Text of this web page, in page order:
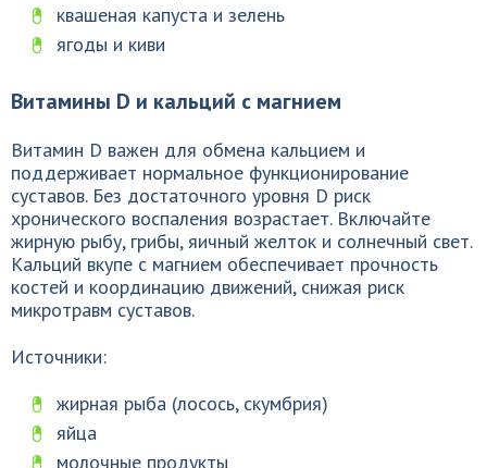
квашеная капуста и зелень
ягоды и киви
Витамины D и кальций с магнием
Витамин D важен для обмена кальцием и
поддерживает нормальное функционирование
суставов. Без достаточного уровня D риск
хронического воспаления возрастает. Включайте
жирную рыбу, грибы, яичный желток и солнечный свет.
Кальций вкупе с магнием обеспечивает прочность
костей и координацию движений, снижая риск
микротравм суставов.
Источники:
жирная рыба (лосось, скумбрия)
яйца
молочные продукты